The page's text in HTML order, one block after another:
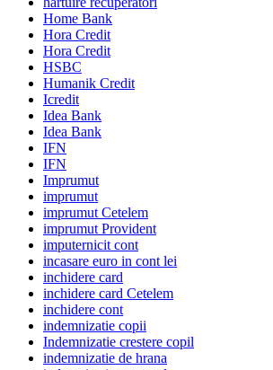
Home Bank
Hora Credit
Hora Credit
HSBC
Humanik Credit
Icredit
Idea Bank
Idea Bank
IFN
IFN
Imprumut
imprumut
imprumut Cetelem
imprumut Provident
imputernicit cont
incasare euro in cont lei
inchidere card
inchidere card Cetelem
inchidere cont
indemnizatie copii
Indemnizatie crestere copil
indemnizatie de hrana